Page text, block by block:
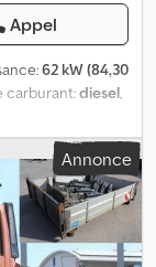
Appel
62 kW (84,30
carburant:diesel,
2 000 mm,
1986
: 6 cylindres, 84
mécanique
de série :
Empattement :
Annonce